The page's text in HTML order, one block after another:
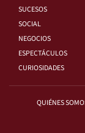
SUCESOS
SOCIAL
NEGOCIOS
ESPECTÁCULOS
CURIOSIDADES
QUIÉNES